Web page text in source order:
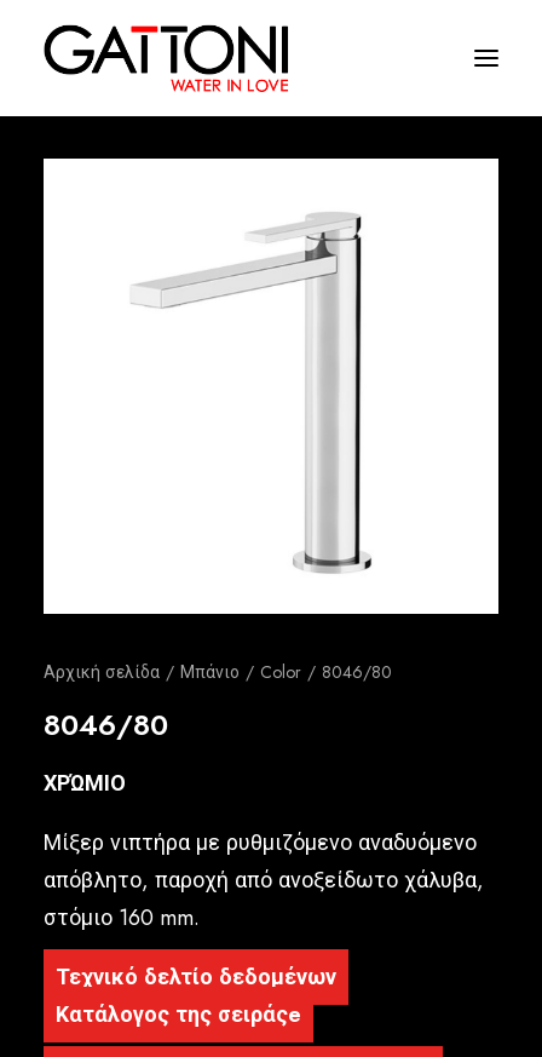
Προϊόντα
Αρχική σελίδα Μπάνιο Color 8046/80
8046/80
ΧΡΏΜΙΟ
Μίξερ νιπτήρα με ρυθμιζόμενο αναδυόμενο
απόβλητο, παροχή από ανοξείδωτο χάλυβα,
στόμιο 160 mm.
Τεχνικό δελτίο δεδομένων
Κατάλογος της σειράςe